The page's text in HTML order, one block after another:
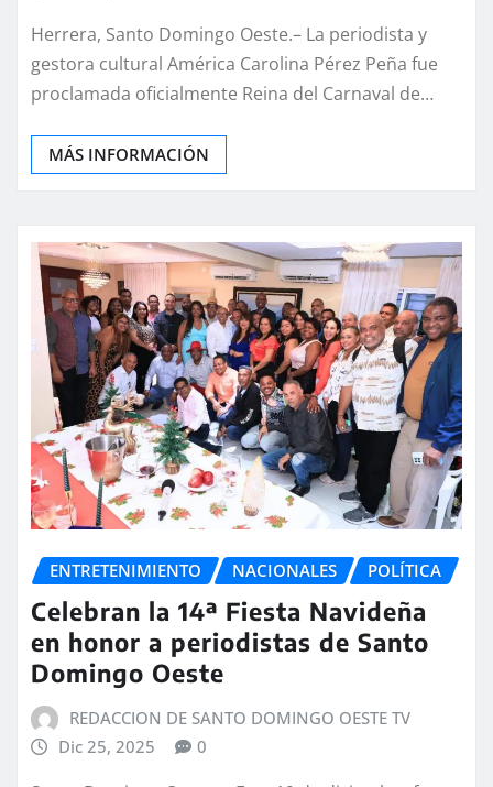
Herrera, Santo Domingo Oeste.– La periodista y
gestora cultural América Carolina Pérez Peña fue
proclamada oficialmente Reina del Carnaval de…
MÁS INFORMACIÓN
ENTRETENIMIENTO NACIONALES POLÍTICA
Celebran la 14ª Fiesta Navideña
en honor a periodistas de Santo
Domingo Oeste
REDACCION DE SANTO DOMINGO OESTE TV
Dic 25, 2025
0